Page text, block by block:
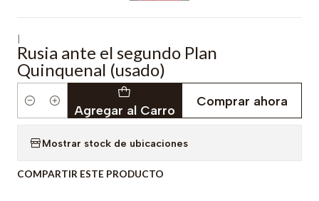
Rusia ante el segundo Plan
Quinquenal (usado)
Cantidad Agregar al Carro
Comprar ahora
Mostrar stock de ubicaciones
COMPARTIR ESTE PRODUCTO